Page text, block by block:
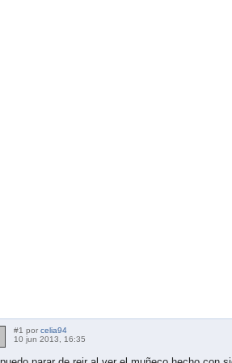
#1 por celia94
10 jun 2013, 16:35